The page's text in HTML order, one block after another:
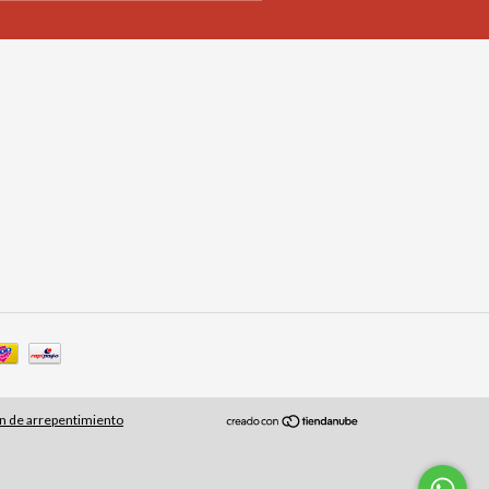
de arrepentimiento